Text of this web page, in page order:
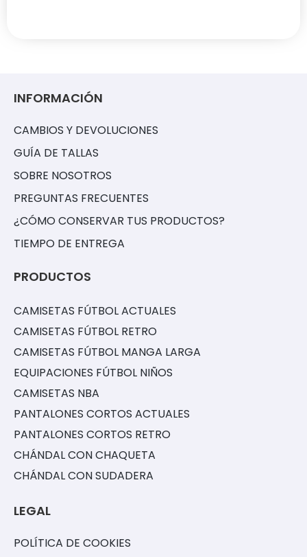
INFORMACIÓN
CAMBIOS Y DEVOLUCIONES
GUÍA DE TALLAS
SOBRE NOSOTROS
PREGUNTAS FRECUENTES
¿CÓMO CONSERVAR TUS PRODUCTOS?
TIEMPO DE ENTREGA
PRODUCTOS
CAMISETAS FÚTBOL ACTUALES
CAMISETAS FÚTBOL RETRO
CAMISETAS FÚTBOL MANGA LARGA
EQUIPACIONES FÚTBOL NIÑOS
CAMISETAS NBA
PANTALONES CORTOS ACTUALES
PANTALONES CORTOS RETRO
CHÁNDAL CON CHAQUETA
CHÁNDAL CON SUDADERA
LEGAL
POLÍTICA DE COOKIES